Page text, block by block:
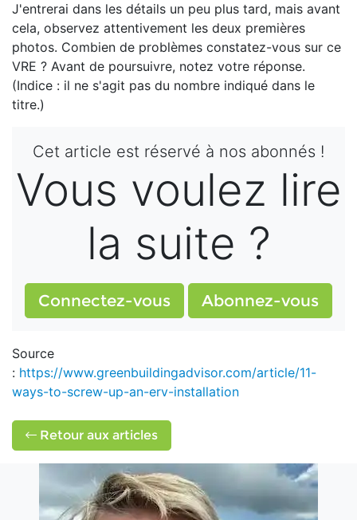
J'entrerai dans les détails un peu plus tard, mais avant
cela, observez attentivement les deux premières
photos. Combien de problèmes constatez-vous sur ce
VRE ? Avant de poursuivre, notez votre réponse.
(Indice : il ne s'agit pas du nombre indiqué dans le
titre.)
Cet article est réservé à nos abonnés !
Vous voulez lire
la suite ?
Connectez-vous Abonnez-vous
Source
: https://www.greenbuildingadvisor.com/article/11-
ways-to-screw-up-an-erv-installation
Retour aux articles